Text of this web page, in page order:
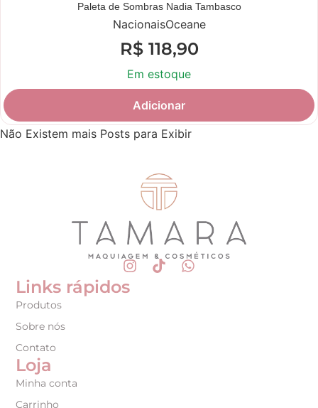
Paleta de Sombras Nadia Tambasco
NacionaisOceane
R$118,90
Em estoque
Adicionar
Não Existem mais Posts para Exibir
Links rápidos
Produtos
Sobre nós
Contato
Loja
Minha conta
Carrinho